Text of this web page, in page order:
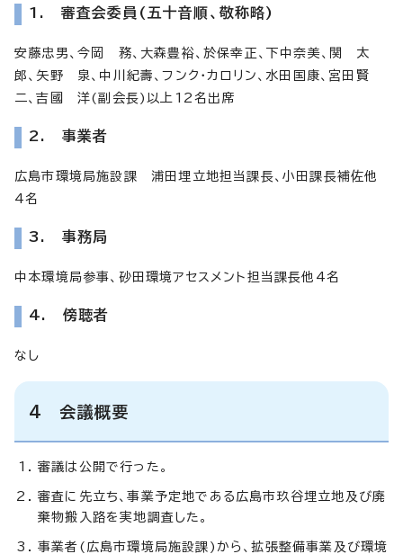
1. 審査会委員(五十音順、敬称略)
安藤忠男、今岡 務、大森豊裕、於保幸正、下中奈美、関 太
郎、矢野 泉、中川紀壽、フンク・カロリン、水田国康、宮田賢
二、吉國 洋(副会長)以上12名出席
2. 事業者
広島市環境局施設課 浦田埋立地担当課長、小田課長補佐他
4名
3. 事務局
中本環境局参事、砂田環境アセスメント担当課長他4名
4. 傍聴者
なし
4 会議概要
審議は公開で行った。
審査に先立ち、事業予定地である広島市玖谷埋立地及び廃
棄物搬入路を実地調査した。
事業者(広島市環境局施設課)から、拡張整備事業及び環境